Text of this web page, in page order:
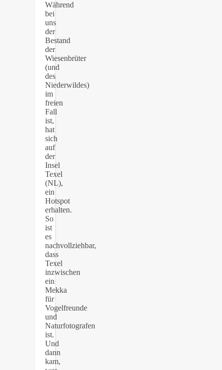
Während
bei
uns
der
Bestand
der
Wiesenbrüter
(und
des
Niederwildes)
im
freien
Fall
ist,
hat
sich
auf
der
Insel
Texel
(NL),
ein
Hotspot
erhalten.
So
ist
es
nachvollziehbar,
dass
Texel
inzwischen
ein
Mekka
für
Vogelfreunde
und
Naturfotografen
ist.
Und
dann
kam,